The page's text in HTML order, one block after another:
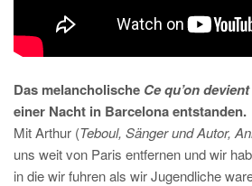
Das melancholische Ce qu’on devient
einer Nacht in Barcelona entstanden.
Mit Arthur (Teboul, Sänger und Autor,
uns weit von Paris entfernen und wir
in die wir fuhren als wir Jugendliche